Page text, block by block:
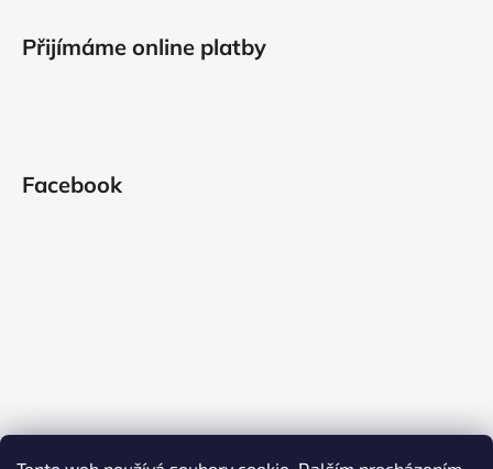
Přijímáme online platby
Facebook